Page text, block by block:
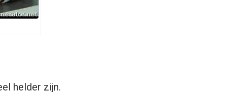
helder zijn.